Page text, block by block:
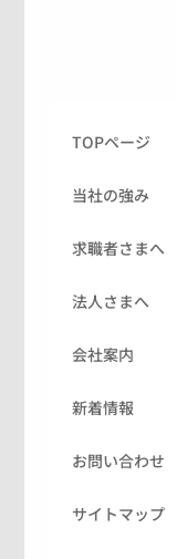
TOPページ
当社の強み
求職者さまへ
法人さまへ
会社案内
新着情報
お問い合わせ
サイトマップ